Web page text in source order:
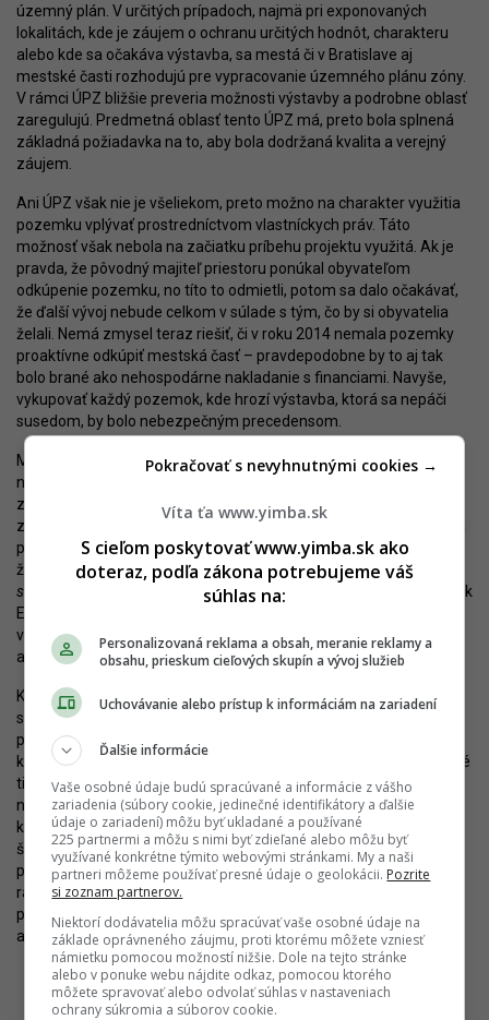
územný plán. V určitých prípadoch, najmä pri exponovaných
lokalitách, kde je záujem o ochranu určitých hodnôt, charakteru
alebo kde sa očakáva výstavba, sa mestá či v Bratislave aj
mestské časti rozhodujú pre vypracovanie územného plánu zóny.
V rámci ÚPZ bližšie preveria možnosti výstavby a podrobne oblasť
zaregulujú. Predmetná oblasť tento ÚPZ má, preto bola splnená
základná požiadavka na to, aby bola dodržaná kvalita a verejný
záujem.
Ani ÚPZ však nie je všeliekom, preto možno na charakter využitia
pozemku vplývať prostredníctvom vlastníckych práv. Táto
možnosť však nebola na začiatku príbehu projektu využitá. Ak je
pravda, že pôvodný majiteľ priestoru ponúkal obyvateľom
odkúpenie pozemku, no títo to odmietli, potom sa dalo očakávať,
že ďalší vývoj nebude celkom v súlade s tým, čo by si obyvatelia
želali. Nemá zmysel teraz riešiť, či v roku 2014 nemala pozemky
proaktívne odkúpiť mestská časť – pravdepodobne by to aj tak
bolo brané ako nehospodárne nakladanie s financiami. Navyše,
vykupovať každý pozemok, kde hrozí výstavba, ktorá sa nepáči
susedom, by bolo nebezpečným precedensom.
Možno tak obviniť obyvateľov, že teraz žnú dôsledky svojho
nezáujmu? Faktom je, že o výrube sa vedelo dlho a konania sa
zúčastnila aj známa ochranárka, ktorú nemôže nikto obviniť
z toho, že by nadŕžala developerom. Keď sa Katarína Šimončičová
pýtala rezidentov, či im nevadí vidina výstavby, údajne jej potvrdili,
že im to neprekáža.„Tvrdili, že nie. Možno som mala smolu, že som
sa opýtala práve takých, ktorým to bolo jedno,“
vyjadrila sa pre Denník
E. Na druhej strane, žiadať od niektorých ľudí, medzi ktorými sú
v mnohých prípadoch aj seniori v ťažkých sociálnych pomeroch,
aby kupovali pozemky alebo vstupovali do konaní, je naivné.
Keď to teda zhrniem, zdá sa, že sa na vzniku tragicky pôsobiacej
situácie spojilo viacero faktorov: charakter nášho územného
plánovania a povoľovania výstavby v zmysle Stavebného zákona,
ktorý umožnil tento projekt, je prvým z nich. Nereálne nároky, ktoré
tieto procesy kladú na lokálnych rezidentov, sú druhým. Pomerne
nízka úroveň projektu je tretím a špecifický charakter pozemku,
ktorý by bol možno inak prehliadnuteľný, štvrtým. A nakoniec,
špeciálnym faktorom je súčasný charakter verejnej debaty, ktorá
prebieha na sociálnych sieťach a žiada si radikálne reakcie – čím
radikálnejšie, tým lepšie – a vedie k rozličným kampaniam,
politickým vyhláseniam a happeningom aktivistov a influencerov,
ale určite nie k riešeniam.
Víta ťa www.yimba.sk
S cieľom poskytovať www.yimba.sk ako
doteraz, podľa zákona potrebujeme váš
súhlas na:
Personalizovaná reklama a obsah, meranie reklamy a
obsahu, prieskum cieľových skupín a vývoj služieb
Uchovávanie alebo prístup k informáciám na zariadení
Ďalšie informácie
Vaše osobné údaje budú spracúvané a informácie z vášho
zariadenia (súbory cookie, jedinečné identifikátory a ďalšie
údaje o zariadení) môžu byť ukladané a používané
225 partnermi a môžu s nimi byť zdieľané alebo môžu byť
využívané konkrétne týmito webovými stránkami. My a naši
partneri môžeme používať presné údaje o geolokácii. Pozrite
si zoznam partnerov.
Niektorí dodávatelia môžu spracúvať vaše osobné údaje na
základe oprávneného záujmu, proti ktorému môžete vzniesť
námietku pomocou možností nižšie. Dole na tejto stránke
alebo v ponuke webu nájdite odkaz, pomocou ktorého
môžete spravovať alebo odvolať súhlas v nastaveniach
ochrany súkromia a súborov cookie.
Pokračovať s nevyhnutnými cookies →